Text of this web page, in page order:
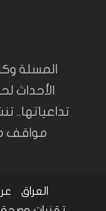
المسلة
الأحداث
تداعياتها..
مواقف
العراق